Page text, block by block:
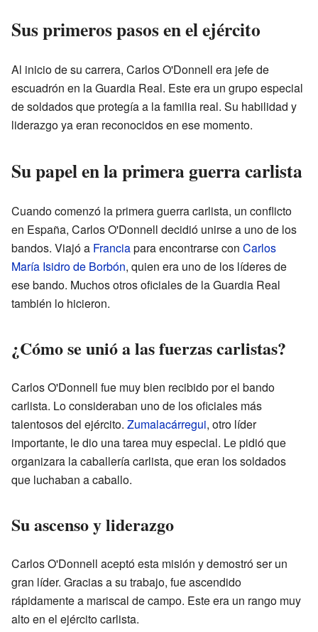
Sus primeros pasos en el ejército
Al inicio de su carrera, Carlos O'Donnell era jefe de
escuadrón en la Guardia Real. Este era un grupo especial
de soldados que protegía a la familia real. Su habilidad y
liderazgo ya eran reconocidos en ese momento.
Su papel en la primera guerra carlista
Cuando comenzó la primera guerra carlista, un conflicto
en España, Carlos O'Donnell decidió unirse a uno de los
bandos. Viajó a Franciapara encontrarse con Carlos
María Isidro de Borbón, quien era uno de los líderes de
ese bando. Muchos otros oficiales de la Guardia Real
también lo hicieron.
¿Cómo se unió a las fuerzas carlistas?
Carlos O'Donnell fue muy bien recibido por el bando
carlista. Lo consideraban uno de los oficiales más
talentosos del ejército. Zumalacárregui, otro líder
importante, le dio una tarea muy especial. Le pidió que
organizara la caballería carlista, que eran los soldados
que luchaban a caballo.
Su ascenso y liderazgo
Carlos O'Donnell aceptó esta misión y demostró ser un
gran líder. Gracias a su trabajo, fue ascendido
rápidamente a mariscal de campo. Este era un rango muy
alto en el ejército carlista.